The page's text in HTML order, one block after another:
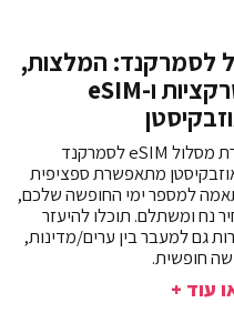
לסמרקנד: המלצות,
אטרקציות ו-eSIM
בחירת מסלול eSIM לסמרקנד
מתאפשרת ספציפית
למספר ימי החופשה שלכם,
נח ומשתלם. תוכלו להיעזר
גם למעבר בין ערים/מדינות,
חופשית.
עוד +